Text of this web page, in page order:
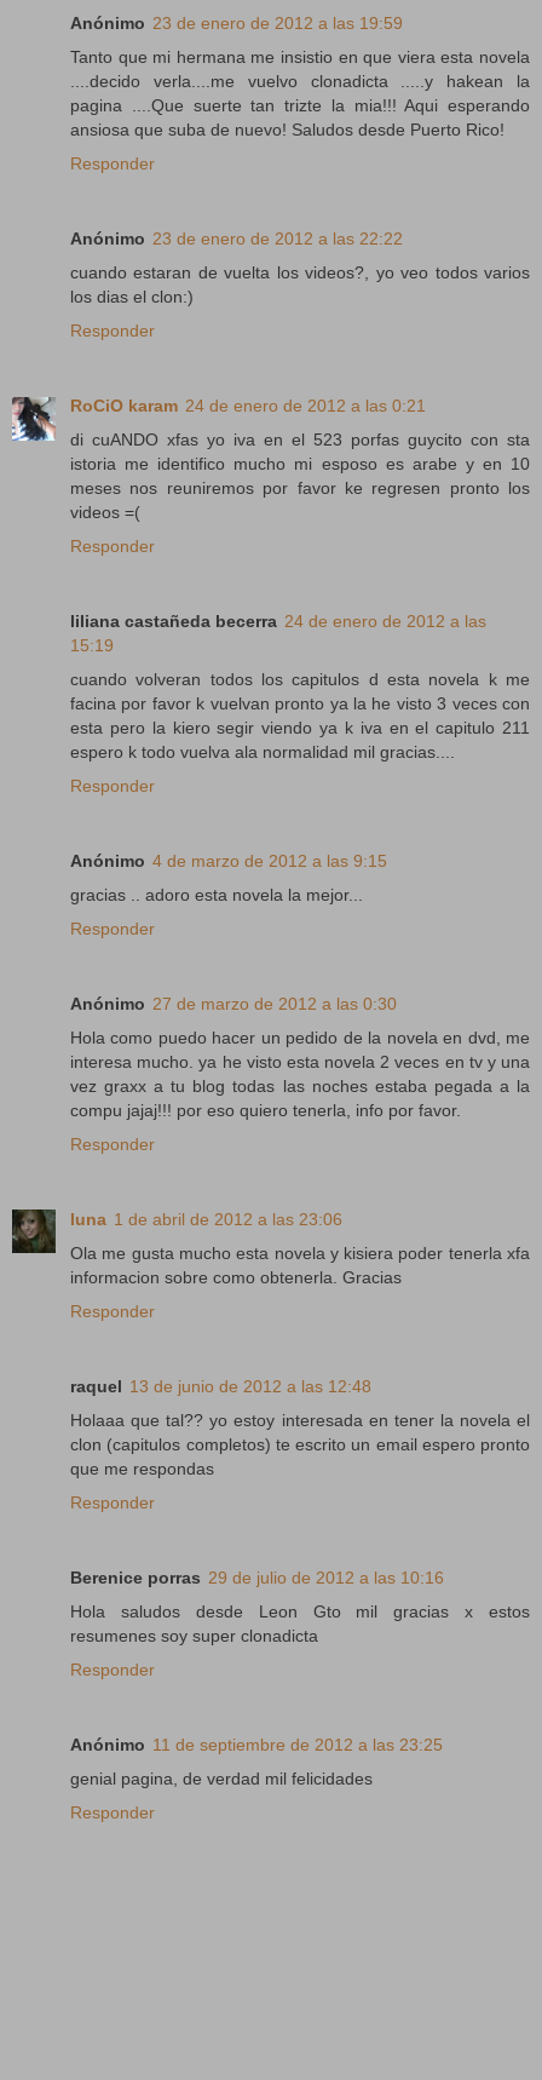
Anónimo 23 de enero de 2012 a las 19:59
Tanto que mi hermana me insistio en que viera esta novela
....decido verla....me vuelvo clonadicta .....y hakean la
pagina ....Que suerte tan trizte la mia!!! Aqui esperando
ansiosa que suba de nuevo! Saludos desde Puerto Rico!
Responder
Anónimo 23 de enero de 2012 a las 22:22
cuando estaran de vuelta los videos?, yo veo todos varios
los dias el clon:)
Responder
RoCiO karam 24 de enero de 2012 a las 0:21
di cuANDO xfas yo iva en el 523 porfas guycito con sta
istoria me identifico mucho mi esposo es arabe y en 10
meses nos reuniremos por favor ke regresen pronto los
videos =(
Responder
liliana castañeda becerra 24 de enero de 2012 a las
15:19
cuando volveran todos los capitulos d esta novela k me
facina por favor k vuelvan pronto ya la he visto 3 veces con
esta pero la kiero segir viendo ya k iva en el capitulo 211
espero k todo vuelva ala normalidad mil gracias....
Responder
Anónimo 4 de marzo de 2012 a las 9:15
gracias .. adoro esta novela la mejor...
Responder
Anónimo 27 de marzo de 2012 a las 0:30
Hola como puedo hacer un pedido de la novela en dvd, me
interesa mucho. ya he visto esta novela 2 veces en tv y una
vez graxx a tu blog todas las noches estaba pegada a la
compu jajaj!!! por eso quiero tenerla, info por favor.
Responder
luna 1 de abril de 2012 a las 23:06
Ola me gusta mucho esta novela y kisiera poder tenerla xfa
informacion sobre como obtenerla. Gracias
Responder
raquel 13 de junio de 2012 a las 12:48
Holaaa que tal?? yo estoy interesada en tener la novela el
clon (capitulos completos) te escrito un email espero pronto
que me respondas
Responder
Berenice porras 29 de julio de 2012 a las 10:16
Hola saludos desde Leon Gto mil gracias x estos
resumenes soy super clonadicta
Responder
Anónimo 11 de septiembre de 2012 a las 23:25
genial pagina, de verdad mil felicidades
Responder